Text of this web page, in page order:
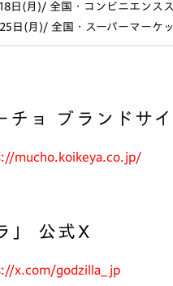
日(月)/ 全国・コンビニエンス
日(月)/ 全国・スーパーマーケ
チョ ブランドサイ
mucho.koikeya.co.jp/
」 公式X
x.com/godzilla_jp